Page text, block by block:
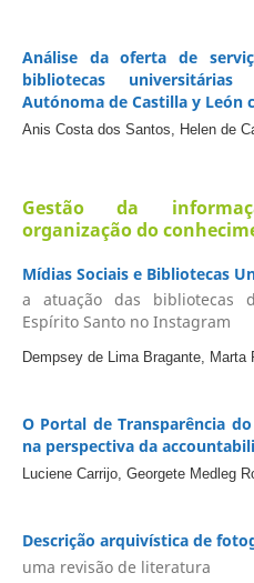
Análise da oferta de
bibliotecas
Autónoma de Castilla y León
Anis Costa dos Santos, Helen de
Gestão da
organização do
Mídias Sociais e Bibliotecas
a atuação das bibliotecas
Espírito Santo no Instagram
Dempsey de Lima Bragante, Marta
O Portal de Transparência
na perspectiva da
Luciene Carrijo, Georgete Medleg
Descrição arquivística de
uma revisão de literatura